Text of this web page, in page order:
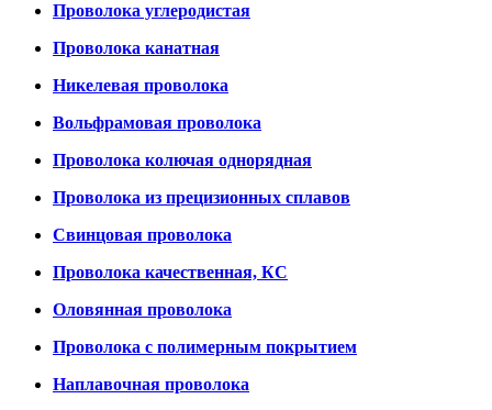
Проволока углеродистая
Проволока канатная
Никелевая проволока
Вольфрамовая проволока
Проволока колючая однорядная
Проволока из прецизионных сплавов
Свинцовая проволока
Проволока качественная, КС
Оловянная проволока
Проволока с полимерным покрытием
Наплавочная проволока